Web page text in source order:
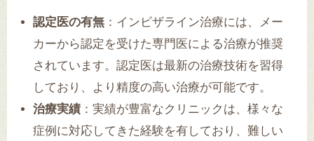
認定医の有無 ：インビザライン治療には、メー
カーから認定を受けた専門医による治療が推奨
されています。認定医は最新の治療技術を習得
しており、より精度の高い治療が可能です。
治療実績 ：実績が豊富なクリニックは、様々な
症例に対応してきた経験を有しており、難しい